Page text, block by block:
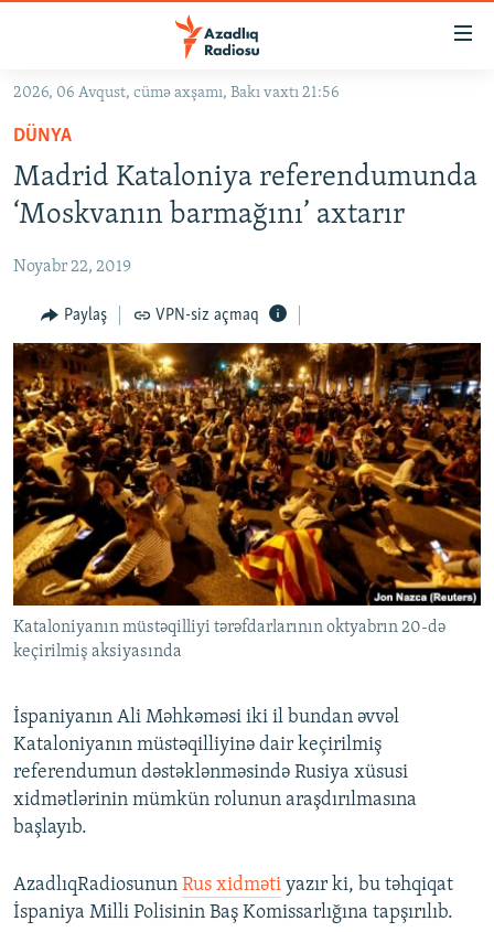
Əsas
qayıt
Əsas
naviqasiyaya
qayıt
Axtarışa
#İZAHLA
KORRUPSIOMETR
FƏRQƏ BAX
QANUNI DOĞRU
ARAŞDIRMA
MULTIMEDIA
VIDEO
FOTOQALEREYA
İNFOQRAFIKA
KARIKATURA
RADIO ARXIV
OXU ZALI
AZƏRBAYCAN ƏDƏBIYYATI KITABXANASI
İSLAM VƏ DEMOKRATIYA
İZ - MƏDƏNIYYƏT PROQRAMI
HAQQIMIZDA
MISSIYAMIZ
PEŞƏ ETIKASI VƏ JURNALISTIKA STANDARTLARIMIZ
MATERIALLARIMIZDAN ISTIFADƏ
AZADLIQRADIOSU MOBIL TELEFONUNUZDA
XƏBƏR BÜLLETENLƏRIMIZ
BIZI IZLƏ
RFE/RL-in bütün saytları
2026, 06 Avqust, cümə axşamı, Bakı vaxtı 21:56
DÜNYA
Madrid Kataloniya referendumunda
‘Moskvanın barmağını’ axtarır
Noyabr 22, 2019
Paylaş VPN-siz açmaq
Kataloniyanın müstəqilliyi tərəfdarlarının oktyabrın 20-də
keçirilmiş aksiyasında
İspaniyanın Ali Məhkəməsi iki il bundan əvvəl
Kataloniyanın müstəqilliyinə dair keçirilmiş
referendumun dəstəklənməsində Rusiya xüsusi
xidmətlərinin mümkün rolunun araşdırılmasına
başlayıb.
AzadlıqRadiosunun Rus xidməti yazır ki, bu təhqiqat
İspaniya Milli Polisinin Baş Komissarlığına tapşırılıb.